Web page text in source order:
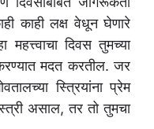
काही लक्ष वेधून घेणारे
दिवस तुमच्या
मदत करतील. जर
स्त्रियांना प्रेम
असाल, तर तो तुमचा